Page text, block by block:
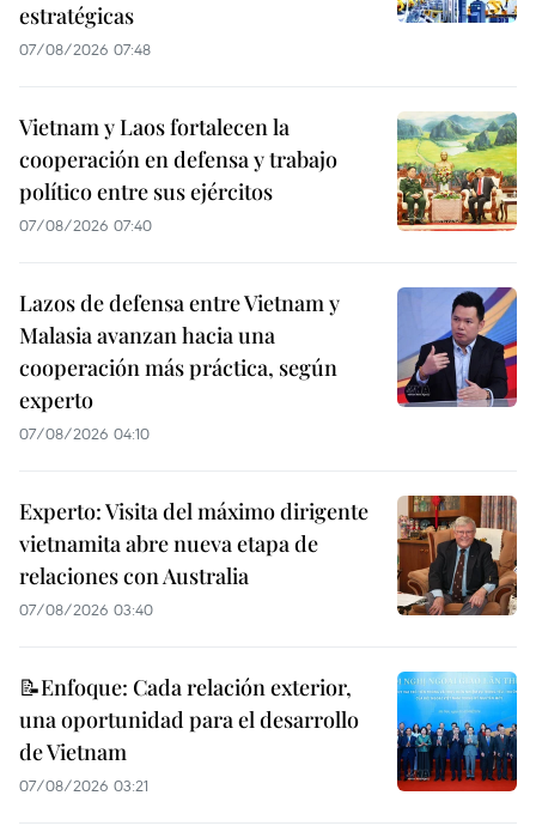
estratégicas
07/08/2026 07:48
Vietnam y Laos fortalecen la
cooperación en defensa y trabajo
político entre sus ejércitos
07/08/2026 07:40
Lazos de defensa entre Vietnam y
Malasia avanzan hacia una
cooperación más práctica, según
experto
07/08/2026 04:10
Experto: Visita del máximo dirigente
vietnamita abre nueva etapa de
relaciones con Australia
07/08/2026 03:40
📝Enfoque: Cada relación exterior,
una oportunidad para el desarrollo
de Vietnam
07/08/2026 03:21